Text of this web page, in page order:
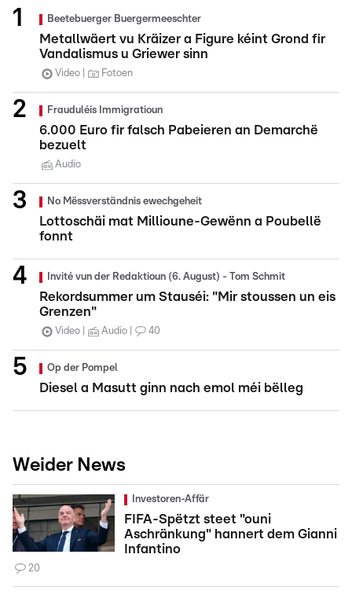
Beetebuerger Buergermeeschter
Metallwäert vu Kräizer a Figure kéint Grond fir
Vandalismus u Griewer sinn
Video Fotoen
Frauduléis Immigratioun
6.000 Euro fir falsch Pabeieren an Demarchë
bezuelt
Audio
No Mëssverständnis ewechgeheit
Lottoschäi mat Millioune-Gewënn a Poubellë
fonnt
Invité vun der Redaktioun (6. August) - Tom Schmit
Rekordsummer um Stauséi: "Mir stoussen un eis
Grenzen"
Video Audio 40
Op der Pompel
Diesel a Masutt ginn nach emol méi bëlleg
Weider News
Investoren-Affär
FIFA-Spëtzt steet "ouni
Aschränkung" hannert dem Gianni
Infantino
20